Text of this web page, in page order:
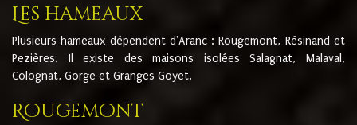
Les hameaux
Plusieurs hameaux dépendent d'Aranc : Rougemont, Résinand et
Pezières. Il existe des maisons isolées Salagnat, Malaval,
Colognat, Gorge et Granges Goyet.
Rougemont